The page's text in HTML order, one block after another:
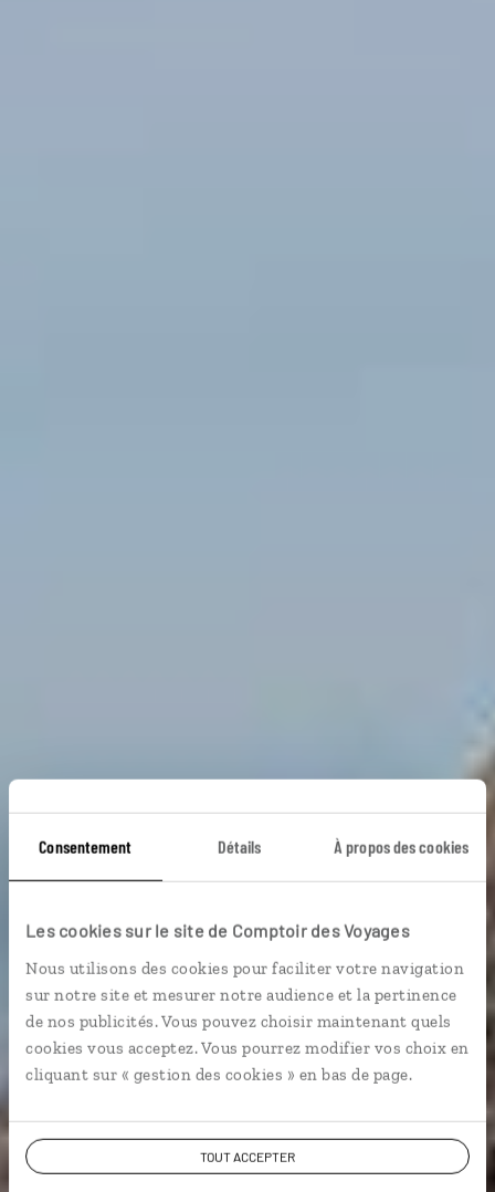
Consentement Détails À propos des cookies
Les cookies sur le site de Comptoir des Voyages
Nous utilisons des cookies pour faciliter votre navigation
sur notre site et mesurer notre audience et la pertinence
de nos publicités. Vous pouvez choisir maintenant quels
cookies vous acceptez. Vous pourrez modifier vos choix en
cliquant sur « gestion des cookies » en bas de page.
TOUT ACCEPTER
Le Danemark haut
en couleur
Circuit autotour Danemark : Copenhague, Aarhus,
Skagen, Jutland.
Voyager à l’essentiel
Voir les 91 avis sur les voyages au Danemark